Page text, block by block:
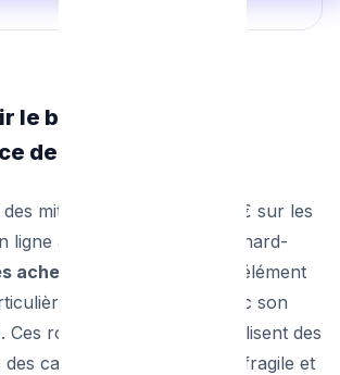
le bas de gamme
de la marque)
mitigeurs de cuisine à 29€ sur les
ligne asiatiques ou dans les hard-
achetez pas.
L'eau est un élément
à Bruxelles avec son
Ces robinets bon marché utilisent des
cartouches en plastique fragile et